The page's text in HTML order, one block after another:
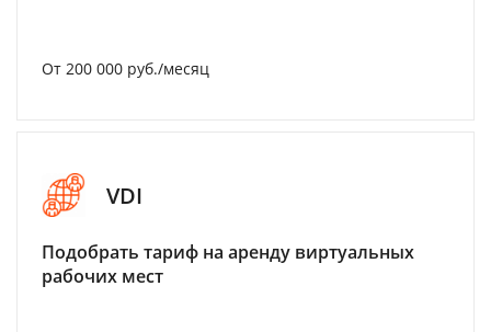
От 200 000 руб./месяц
VDI
Подобрать тариф на аренду виртуальных
рабочих мест